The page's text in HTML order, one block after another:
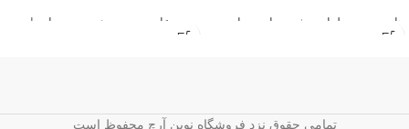
های مهم در طراحی شهری است.پاور
برسی قرار داده است. وب سایت
موضوعات مورد بحث در درس انسان
فراکتال در 43 اسلاید که به بررسی کامل
تمامی حقوق نزد فروشگاه نوین آرچ محفوظ است